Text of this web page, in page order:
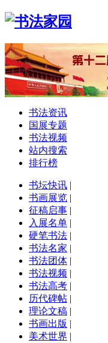
书法资讯
国展专题
书法视频
站内搜索
排行榜
书坛快讯 |
书画展览 |
征稿启事 |
入展名单 |
硬笔书法 |
书法名家 |
书法团体 |
书法视频 |
书法高考 |
历代碑帖 |
理论文稿 |
书画出版 |
美术世界 |